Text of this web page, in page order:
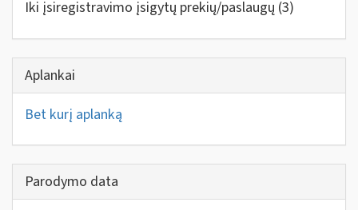
Iki įsiregistravimo įsigytų prekių/paslaugų (3)
Aplankai
Bet kurį aplanką
Parodymo data